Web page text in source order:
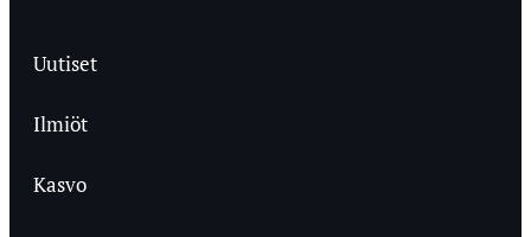
Uutiset
Ilmiöt
Kasvo